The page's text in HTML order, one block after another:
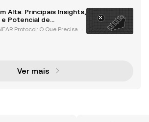
jogador de destaque no eco
apresentando avanços signifi
Alta: Principais Insights,
e Potencial de
Protocol: O Que Precisa S
das criptomoedas, com
Ver mais